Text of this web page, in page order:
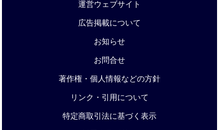
運営ウェブサイト
広告掲載について
お知らせ
お問合せ
著作権・個人情報などの方針
リンク・引用について
特定商取引法に基づく表示